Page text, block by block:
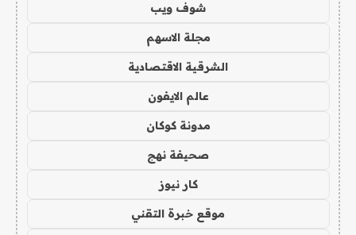
شوف ويب
مجلة الاسهم
الشرقية الاقتصادية
عالم الايفون
مدونة كوكان
صحيفة نهج
كار نيوز
موقع خبرة التقني